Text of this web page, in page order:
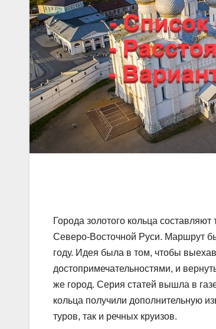
Города золотого кольца
Северо-Восточной Руси. Маршрут
году. Идея была в том, чтобы
достопримечательностями, и
же город. Серия статей вышла в
кольца получили дополнительную
туров, так и речных круизов.